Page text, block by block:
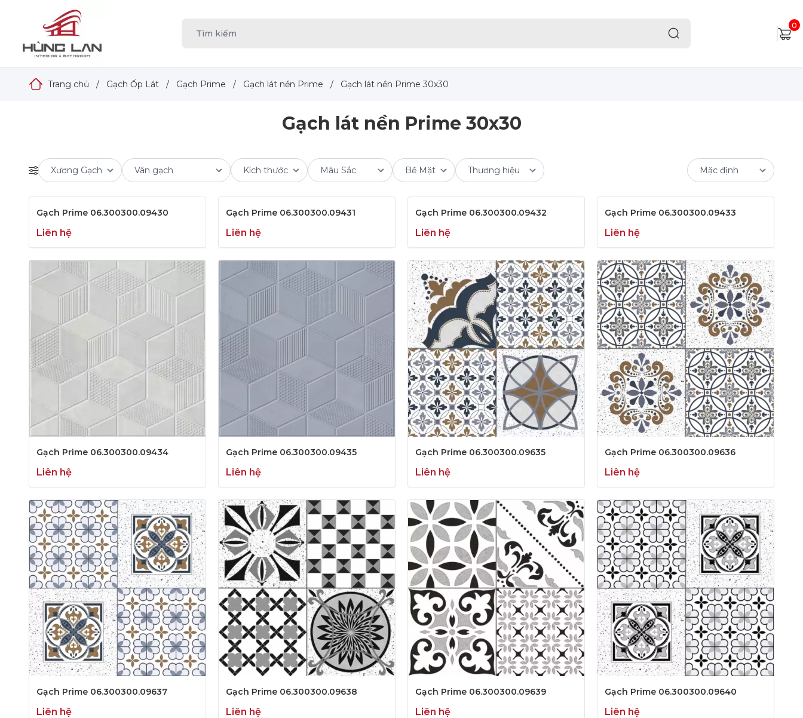
0
Trang chủ / Gạch Ốp Lát / Gạch Prime / Gạch lát nền Prime / Gạch lát nền Prime 30x30
Gạch lát nền Prime 30x30
Gạch Prime 06.300300.09430
Liên hệ
Gạch Prime 06.300300.09431
Liên hệ
Gạch Prime 06.300300.09432
Liên hệ
Gạch Prime 06.300300.09433
Liên hệ
Gạch Prime 06.300300.09434
Liên hệ
Gạch Prime 06.300300.09435
Liên hệ
Gạch Prime 06.300300.09635
Liên hệ
Gạch Prime 06.300300.09636
Liên hệ
Gạch Prime 06.300300.09637
Liên hệ
Gạch Prime 06.300300.09638
Liên hệ
Gạch Prime 06.300300.09639
Liên hệ
Gạch Prime 06.300300.09640
Liên hệ